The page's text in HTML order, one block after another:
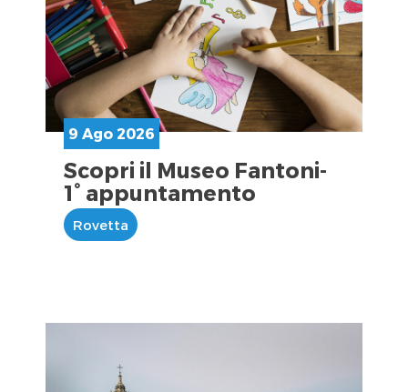
9 Ago 2026
Scopri il Museo Fantoni-
1° appuntamento
Rovetta